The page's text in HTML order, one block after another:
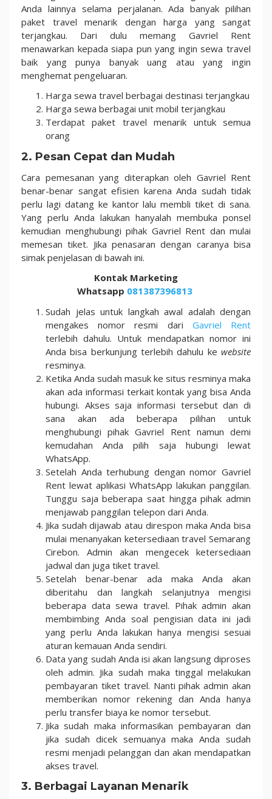
Anda lainnya selama perjalanan. Ada banyak pilihan
paket travel menarik dengan harga yang sangat
terjangkau. Dari dulu memang Gavriel Rent
menawarkan kepada siapa pun yang ingin sewa travel
baik yang punya banyak uang atau yang ingin
menghemat pengeluaran.
Harga sewa travel berbagai destinasi terjangkau
Harga sewa berbagai unit mobil terjangkau
Terdapat paket travel menarik untuk semua
orang
2. Pesan Cepat dan Mudah
Cara pemesanan yang diterapkan oleh Gavriel Rent
benar-benar sangat efisien karena Anda sudah tidak
perlu lagi datang ke kantor lalu membli tiket di sana.
Yang perlu Anda lakukan hanyalah membuka ponsel
kemudian menghubungi pihak Gavriel Rent dan mulai
memesan tiket. Jika penasaran dengan caranya bisa
simak penjelasan di bawah ini.
Kontak Marketing
Whatsapp 081387396813
Sudah jelas untuk langkah awal adalah dengan
mengakes nomor resmi dari Gavriel Rent
terlebih dahulu. Untuk mendapatkan nomor ini
Anda bisa berkunjung terlebih dahulu ke website
resminya.
Ketika Anda sudah masuk ke situs resminya maka
akan ada informasi terkait kontak yang bisa Anda
hubungi. Akses saja informasi tersebut dan di
sana akan ada beberapa pilihan untuk
menghubungi pihak Gavriel Rent namun demi
kemudahan Anda pilih saja hubungi lewat
WhatsApp.
Setelah Anda terhubung dengan nomor Gavriel
Rent lewat aplikasi WhatsApp lakukan panggilan.
Tunggu saja beberapa saat hingga pihak admin
menjawab panggilan telepon dari Anda.
Jika sudah dijawab atau direspon maka Anda bisa
mulai menanyakan ketersediaan travel Semarang
Cirebon. Admin akan mengecek ketersediaan
jadwal dan juga tiket travel.
Setelah benar-benar ada maka Anda akan
diberitahu dan langkah selanjutnya mengisi
beberapa data sewa travel. Pihak admin akan
membimbing Anda soal pengisian data ini jadi
yang perlu Anda lakukan hanya mengisi sesuai
aturan kemauan Anda sendiri.
Data yang sudah Anda isi akan langsung diproses
oleh admin. Jika sudah maka tinggal melakukan
pembayaran tiket travel. Nanti pihak admin akan
memberikan nomor rekening dan Anda hanya
perlu transfer biaya ke nomor tersebut.
Jika sudah maka informasikan pembayaran dan
jika sudah dicek semuanya maka Anda sudah
resmi menjadi pelanggan dan akan mendapatkan
akses travel.
3. Berbagai Layanan Menarik